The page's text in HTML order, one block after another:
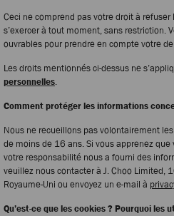
Ceci ne comprend pas votre droit à
s’exercer à tout moment, sans restriction.
ouvrables pour prendre en compte votre
Les droits mentionnés ci-dessus ne
personnelles.
Comment protéger les informations
Nous ne recueillons pas volontairement
de moins de 16 ans. Si vous apprenez
votre responsabilité nous a fourni des
veuillez nous contacter à J. Choo Limited,
Royaume-Uni ou envoyez un e-mail à
Qu’est-ce que les cookies ? Pourquoi les